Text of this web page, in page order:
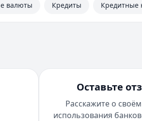
валюты Кредиты Кредитные
Оставьте
Расскажите о
использования